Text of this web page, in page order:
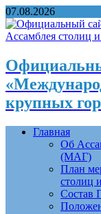
07.08.2026
крупных
Главная
Об
(МАГ)
План
столиц
Состав